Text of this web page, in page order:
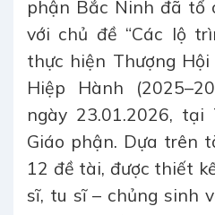
phận Bắc Ninh đã tổ
với chủ đề “Các lộ
thực hiện Thượng
Hiệp Hành
ngày 23.01.2026,
Giáo phận. Dựa trên
12 đề tài, được thiết
sĩ, tu sĩ – chủng sinh